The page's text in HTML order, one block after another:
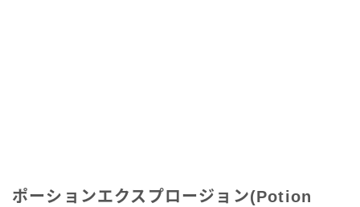
ポーションエクスプロージョン(Potion